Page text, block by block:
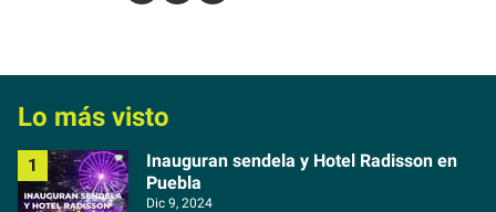
Lo más visto
Inauguran sendela y Hotel Radisson en
Puebla
Dic 9, 2024